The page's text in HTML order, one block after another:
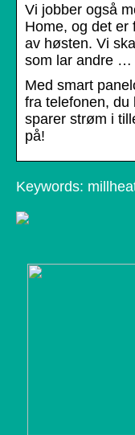
Vi jobber også
Home, og det er
av høsten. Vi
som lar andre …
Med smart
fra telefonen, du
sparer strøm i
på!
Keywords: